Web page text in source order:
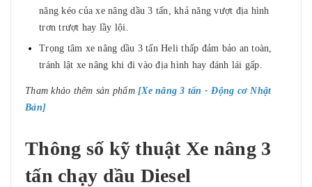
năng kéo của xe nâng dầu 3 tấn, khả năng vượt địa hình
trơn trượt hay lầy lội.
Trọng tâm xe nâng dầu 3 tấn Heli thấp đảm bảo an toàn,
tránh lật xe nâng khi đi vào địa hình hay đánh lái gấp.
Tham khảo thêm sản phẩm [Xe nâng 3 tấn - Động cơ Nhật
Bản]
Thông số kỹ thuật Xe nâng 3
tấn chạy dầu Diesel